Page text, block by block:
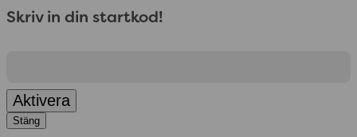
Skriv in din startkod!
Aktivera
Stäng